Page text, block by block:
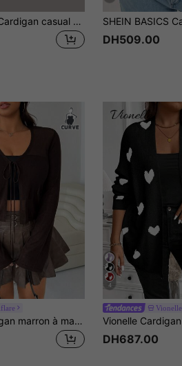
SHEIN LUNE Cardigan casual polyvalent à manches longues, col en V, monoboutonné, pour femmes grandes tailles, en couleur unie, convenant pour le transport et l'extérieur, automne/hiver
DH509.00
Solflare Cardigan marron à manches longues avec nœud devant pour femmes grande taille
4
Vionelle
DH687.00